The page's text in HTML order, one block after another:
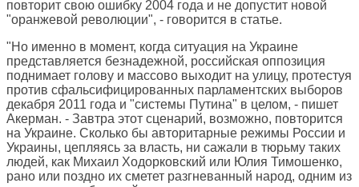
повторит свою ошибку 2004 года и не допустит новой
"оранжевой революции", - говорится в статье.
"Но именно в момент, когда ситуация на Украине
представляется безнадежной, российская оппозиция
поднимает голову и массово выходит на улицу, протестуя
против сфальсифицированных парламентских выборов
декабря 2011 года и "системы Путина" в целом, - пишет
Акерман. - Завтра этот сценарий, возможно, повторится
на Украине. Сколько бы авторитарные режимы России и
Украины, цепляясь за власть, ни сажали в тюрьму таких
людей, как Михаил Ходорковский или Юлия Тимошенко,
рано или поздно их сметет разгневанный народ, одним из